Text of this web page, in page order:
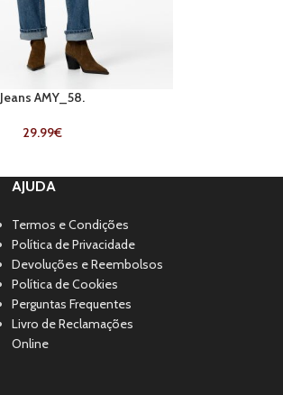
Jeans AMY_58.
29.99€
AJUDA
Termos e Condições
Política de Privacidade
Devoluções e Reembolsos
Política de Cookies
Perguntas Frequentes
Livro de Reclamações
Online